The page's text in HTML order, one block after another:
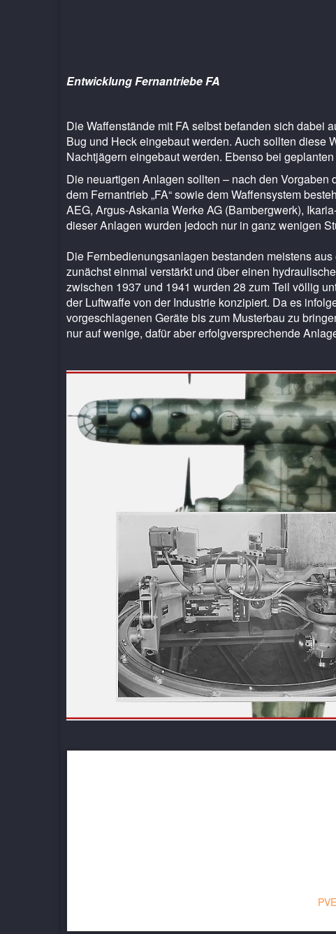
Entwicklung Fernantriebe FA
Die Waffenstände mit FA selbst befanden sich dabei
Bug und Heck eingebaut werden. Auch sollten diese
Nachtjägern eingebaut werden. Ebenso bei
Die neuartigen Anlagen sollten – nach den
dem Fernantrieb „FA“ sowie dem Waffensystem
AEG, Argus-Askania Werke AG (Bambergwerk),
dieser Anlagen wurden jedoch nur in ganz wenigen
Die Fernbedienungsanlagen bestanden meistens
zunächst einmal verstärkt und über einen
zwischen 1937 und 1941 wurden 28 zum Teil völlig
der Luftwaffe von der Industrie konzipiert. Da es
vorgeschlagenen Geräte bis zum Musterbau zu
nur auf wenige, dafür aber erfolgversprechende